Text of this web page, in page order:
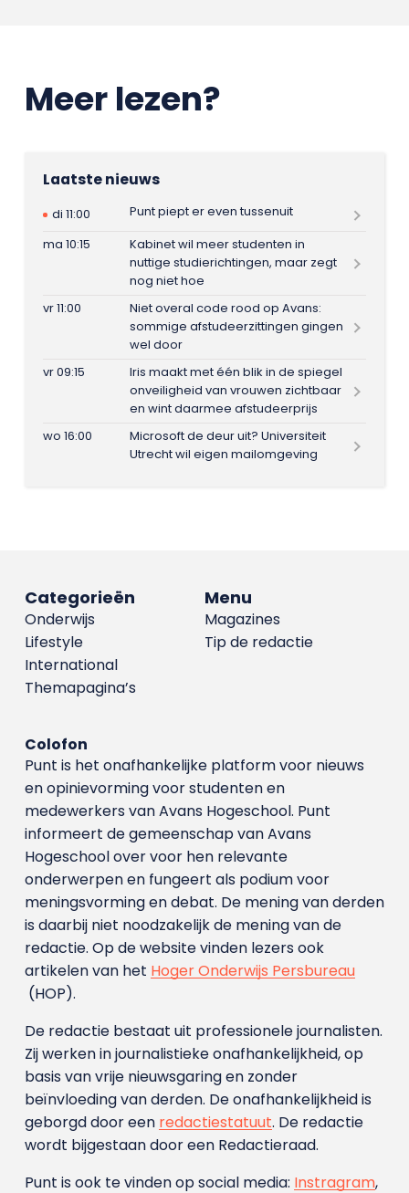
Meer lezen?
Laatste nieuws
di 11:00
Punt piept er even tussenuit
ma 10:15
Kabinet wil meer studenten in
nuttige studierichtingen, maar zegt
nog niet hoe
vr 11:00
Niet overal code rood op Avans:
sommige afstudeerzittingen gingen
wel door
vr 09:15
Iris maakt met één blik in de spiegel
onveiligheid van vrouwen zichtbaar
en wint daarmee afstudeerprijs
wo 16:00
Microsoft de deur uit? Universiteit
Utrecht wil eigen mailomgeving
Menu
Magazines
Tip de redactie
Categorieën
Onderwijs
Lifestyle
International
Themapagina’s
Colofon
Punt is het onafhankelijke platform voor nieuws
en opinievorming voor studenten en
medewerkers van Avans Hoge­school. Punt
informeert de gemeenschap van Avans
Hogeschool over voor hen relevante
onderwerpen en fungeert als podium voor
meningsvorming en debat. De mening van derden
is daarbij niet noodzakelijk de mening van de
redactie. Op de website vinden lezers ook
artikelen van het Hoger Onderwijs Persbureau
(HOP).
De redactie bestaat uit professionele journalisten.
Zij werken in journalistieke onafhankelijkheid, op
basis van vrije nieuwsgaring en zonder
beïnvloeding van derden. De onafhankelijkheid is
geborgd door een redactiestatuut. De redactie
wordt bijgestaan door een Redactieraad.
Punt is ook te vinden op social media: Instragram,